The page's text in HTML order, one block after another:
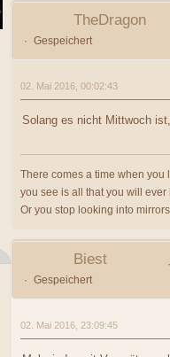
TheDragon
Gespeichert
02. Mai 2016, 00:02:43
Solang es nicht Mittwoch
There comes a time when you
you see is all that you will ever
Or you stop looking into
Biest
Gespeichert
02. Mai 2016, 23:09:45